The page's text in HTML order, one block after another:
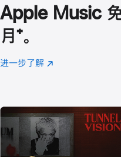
Apple Music
月 脚
注
⁺。
进一步了解 Apple
(在
口
中
打
开)